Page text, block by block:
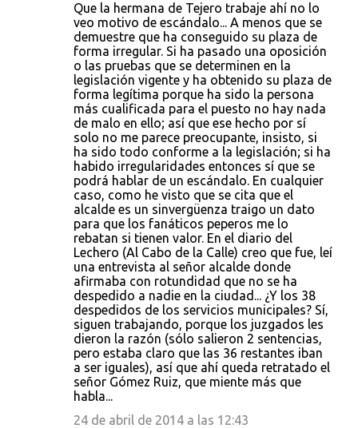
Que la hermana de Tejero trabaje ahí no lo
veo motivo de escándalo... A menos que se
demuestre que ha conseguido su plaza de
forma irregular. Si ha pasado una oposición
o las pruebas que se determinen en la
legislación vigente y ha obtenido su plaza de
forma legítima porque ha sido la persona
más cualificada para el puesto no hay nada
de malo en ello; así que ese hecho por sí
solo no me parece preocupante, insisto, si
ha sido todo conforme a la legislación; si ha
habido irregularidades entonces sí que se
podrá hablar de un escándalo. En cualquier
caso, como he visto que se cita que el
alcalde es un sinvergüenza traigo un dato
para que los fanáticos peperos me lo
rebatan si tienen valor. En el diario del
Lechero (Al Cabo de la Calle) creo que fue, leí
una entrevista al señor alcalde donde
afirmaba con rotundidad que no se ha
despedido a nadie en la ciudad... ¿Y los 38
despedidos de los servicios municipales? Sí,
siguen trabajando, porque los juzgados les
dieron la razón (sólo salieron 2 sentencias,
pero estaba claro que las 36 restantes iban
a ser iguales), así que ahí queda retratado el
señor Gómez Ruiz, que miente más que
habla...
24 de abril de 2014 a las 12:43